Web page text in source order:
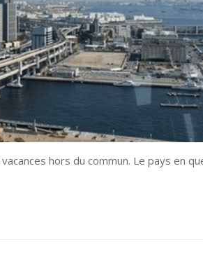
hors du commun. Le pays en